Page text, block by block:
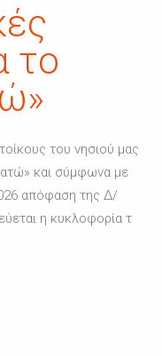
το
του νησιού μας
και σύμφωνα με
απόφαση της Δ/
η κυκλοφορία τ